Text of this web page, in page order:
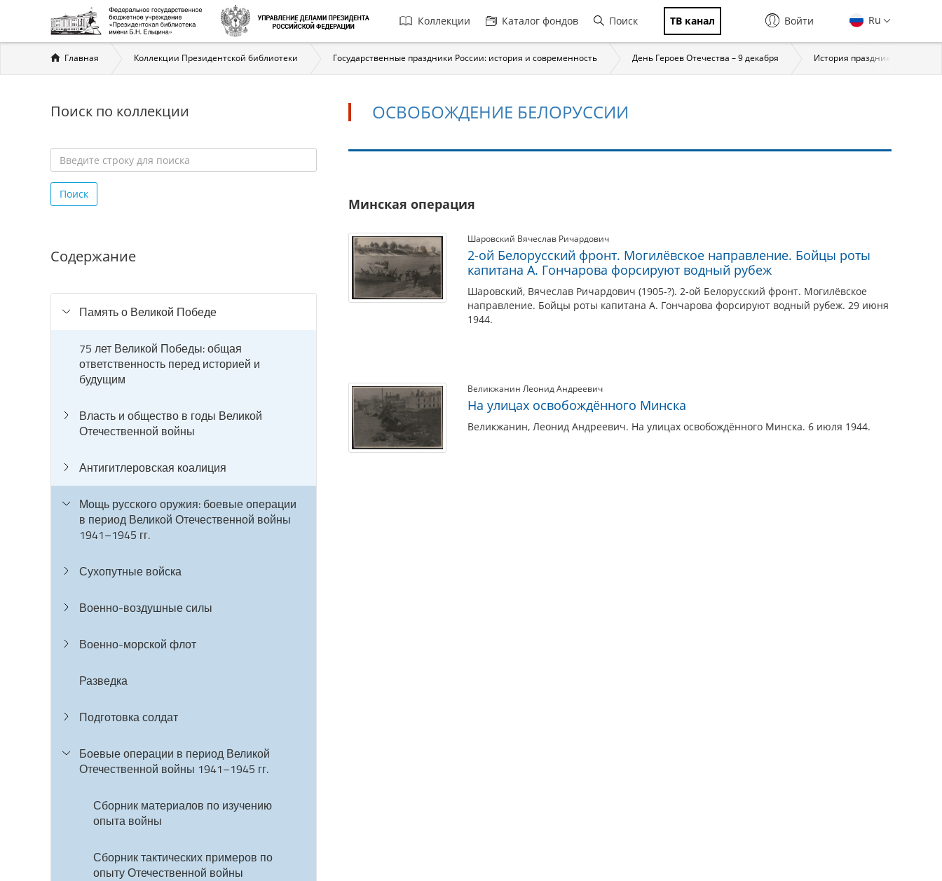
Главная
навигация
Коллекции Каталог фондов Поиск ТВ канал Ru
Войти
Вы
здесь
Главная Коллекции Президентской библиотеки Государственные праздники России: история и современность День Героев Отечества – 9 декабря История праздника
Поиск по коллекции
строку
для
Поиск
Содержание
Память о Великой Победе
75 лет Великой Победы: общая
ответственность перед историей и
будущим
Власть и общество в годы Великой
Отечественной войны
Антигитлеровская коалиция
Мощь русского оружия: боевые операции
в период Великой Отечественной войны
1941–1945 гг.
Сухопутные войска
Военно-воздушные силы
Военно-морской флот
Разведка
Подготовка солдат
Боевые операции в период Великой
Отечественной войны 1941–1945 гг.
Сборник материалов по изучению
опыта войны
Сборник тактических примеров по
опыту Отечественной войны
ОСВОБОЖДЕНИЕ БЕЛОРУССИИ
БЕЛОРУССИИ
Минская операция
Шаровский Вячеслав Ричардович
2-ой Белорусский фронт. Могилёвское направление. Бойцы роты
капитана А. Гончарова форсируют водный рубеж
Шаровский, Вячеслав Ричардович (1905-?). 2-ой Белорусский фронт. Могилёвское
направление. Бойцы роты капитана А. Гончарова форсируют водный рубеж. 29 июня
1944.
Великжанин Леонид Андреевич
На улицах освобождённого Минска
Великжанин, Леонид Андреевич. На улицах освобождённого Минска. 6 июля 1944.